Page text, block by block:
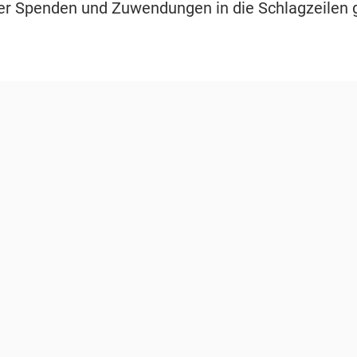
Spenden und Zuwendungen in die Schlagzeilen